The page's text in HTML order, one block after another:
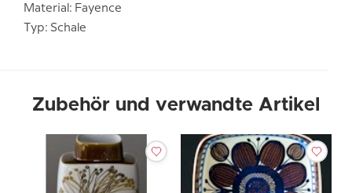
Material: Fayence
Typ: Schale
Zubehör und verwandte Artikel